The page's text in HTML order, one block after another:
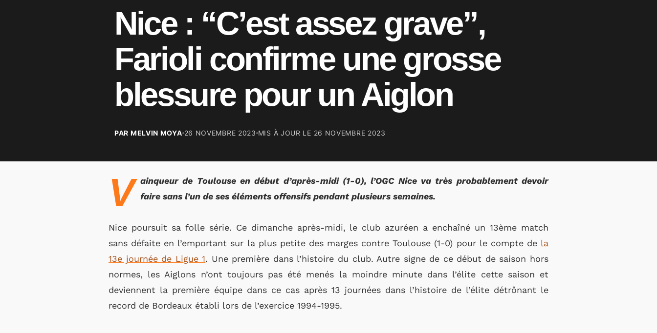
Nice : “C’est assez grave”,
Farioli confirme une grosse
blessure pour un Aiglon
PAR MELVIN MOYA 26 NOVEMBRE 2023 MIS À JOUR LE 26 NOVEMBRE 2023
V ainqueur de Toulouse en début d’après-midi (1-0), l’OGC Nice va très probablement devoir
faire sans l’un de ses éléments offensifs pendant plusieurs semaines.
Nice poursuit sa folle série. Ce dimanche après-midi, le club azuréen a enchaîné un 13ème match
sans défaite en l’emportant sur la plus petite des marges contre Toulouse (1-0) pour le compte de la
13e journée de Ligue 1. Une première dans l’histoire du club. Autre signe de ce début de saison hors
normes, les Aiglons n’ont toujours pas été menés la moindre minute dans l’élite cette saison et
deviennent la première équipe dans ce cas après 13 journées dans l’histoire de l’élite détrônant le
record de Bordeaux établi lors de l’exercice 1994-1995.